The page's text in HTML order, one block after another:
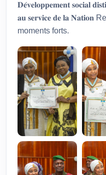
𝐃𝐞́𝐯𝐞𝐥𝐨𝐩𝐩𝐞𝐦𝐞𝐧𝐭 𝐬𝐨𝐜𝐢𝐚𝐥
𝐚𝐮 𝐬𝐞𝐫𝐯𝐢𝐜𝐞 𝐝𝐞 𝐥𝐚 𝐍𝐚𝐭𝐢𝐨𝐧
moments forts.